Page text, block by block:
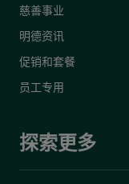
慈善事业
明德资讯
促销和套餐
员工专用
探索更多